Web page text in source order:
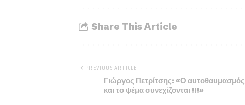
Share This Article
PREVIOUS ARTICLE
Γιώργος Πετρίτσης: «Ο αυτοθαυμασμός
και το ψέμα συνεχίζονται !!!»